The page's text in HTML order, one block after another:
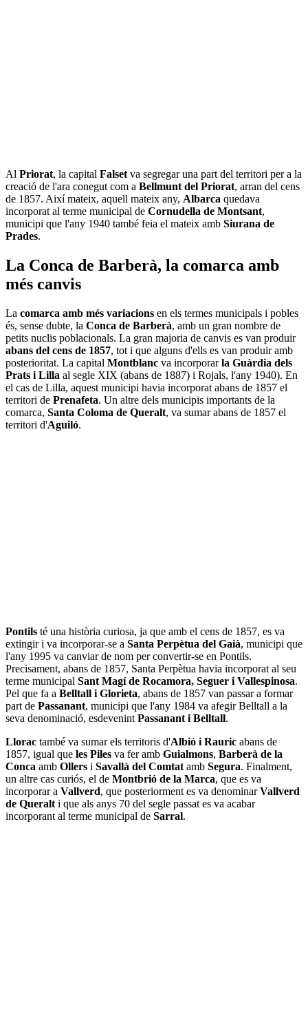
Al Priorat, la capital Falset va segregar una part del territori per a la
creació de l'ara conegut com a Bellmunt del Priorat, arran del cens
de 1857. Així mateix, aquell mateix any, Albarca quedava
incorporat al terme municipal de Cornudella de Montsant,
municipi que l'any 1940 també feia el mateix amb Siurana de
Prades.
La Conca de Barberà, la comarca amb
més canvis
La comarca amb més variacions en els termes municipals i pobles
és, sense dubte, la Conca de Barberà, amb un gran nombre de
petits nuclis poblacionals. La gran majoria de canvis es van produir
abans del cens de 1857, tot i que alguns d'ells es van produir amb
posterioritat. La capital Montblanc va incorporarla Guàrdia dels
Prats i Lilla al segle XIX (abans de 1887) i Rojals, l'any 1940). En
el cas de Lilla, aquest municipi havia incorporat abans de 1857 el
territori de Prenafeta. Un altre dels municipis importants de la
comarca, Santa Coloma de Queralt, va sumar abans de 1857 el
territori d'Aguiló.
Pontils té una història curiosa, ja que amb el cens de 1857, es va
extingir i va incorporar-se a Santa Perpètua del Gaià, municipi que
l'any 1995 va canviar de nom per convertir-se en Pontils.
Precisament, abans de 1857, Santa Perpètua havia incorporat al seu
terme municipal Sant Magí de Rocamora, Seguer i Vallespinosa.
Pel que fa a Belltall i Glorieta, abans de 1857 van passar a formar
part de Passanant, municipi que l'any 1984 va afegir Belltall a la
seva denominació, esdevenint Passanant i Belltall.
Llorac també va sumar els territoris d'Albió i Rauric abans de
1857, igual que les Piles va fer amb Guialmons, Barberà de la
Conca amb Ollers i Savallà del Comtat amb Segura. Finalment,
un altre cas curiós, el de Montbrió de la Marca, que es va
incorporar a Vallverd, que posteriorment es va denominarVallverd
de Queralt i que als anys 70 del segle passat es va acabar
incorporant al terme municipal de Sarral.